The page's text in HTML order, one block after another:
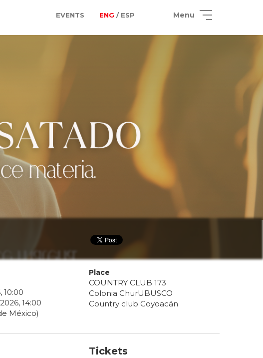
EVENTS ENG / ESP Menu
, 10:00
2026, 14:00
México)
Place
COUNTRY CLUB 173
Colonia ChurUBUSCO
Country club Coyoacán
Tickets